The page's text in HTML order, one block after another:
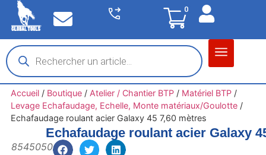
0
Accueil/ Boutique/ Atelier / Chantier BTP/ Matériel BTP/
Levage Echafaudage, Echelle, Monte matériaux/Goulotte/
Echafaudage roulant acier Galaxy 45 7,60 mètres
Echafaudage roulant acier Galaxy
8545050